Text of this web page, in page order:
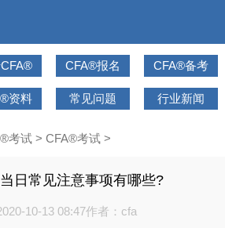
CFA®报名 CFA®备考
资料 常见问题 行业新闻
考试> CFA®考试>
日常见注意事项有哪些?
10-13 08:47作者：cfa